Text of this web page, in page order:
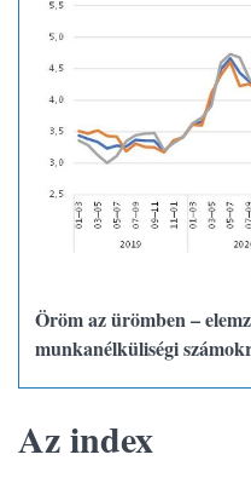
Öröm az ürömben –
munkanélküliségi
Az index